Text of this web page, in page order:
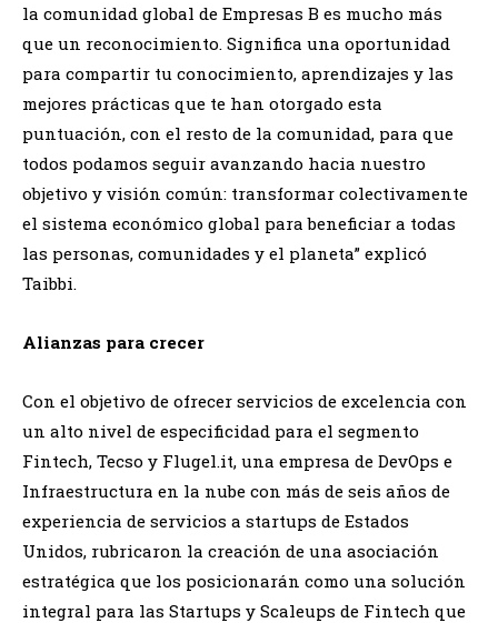
la comunidad global de Empresas B es mucho más
que un reconocimiento. Significa una oportunidad
para compartir tu conocimiento, aprendizajes y las
mejores prácticas que te han otorgado esta
puntuación, con el resto de la comunidad, para que
todos podamos seguir avanzando hacia nuestro
objetivo y visión común: transformar colectivamente
el sistema económico global para beneficiar a todas
las personas, comunidades y el planeta” explicó
Taibbi.
Alianzas para crecer
Con el objetivo de ofrecer servicios de excelencia con
un alto nivel de especificidad para el segmento
Fintech, Tecso y Flugel.it, una empresa de DevOps e
Infraestructura en la nube con más de seis años de
experiencia de servicios a startups de Estados
Unidos, rubricaron la creación de una asociación
estratégica que los posicionarán como una solución
integral para las Startups y Scaleups de Fintech que